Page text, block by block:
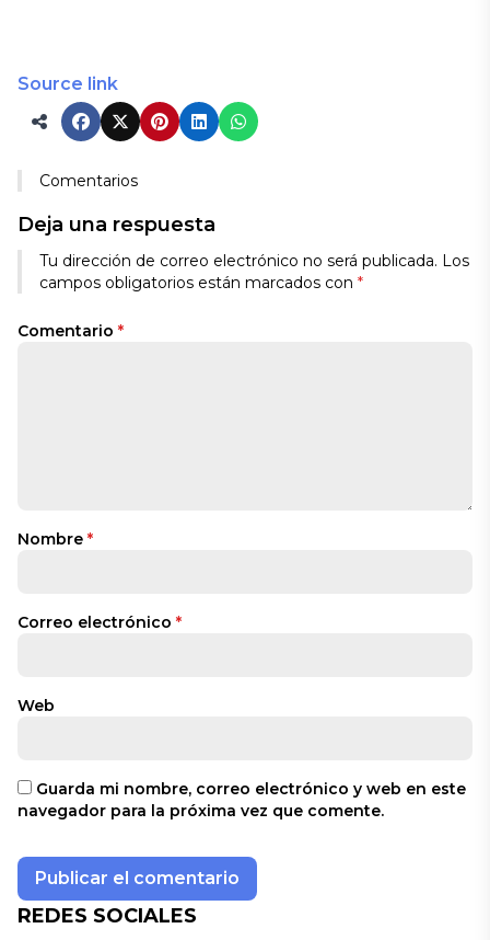
Source link
Comentarios
Deja una respuesta
Tu dirección de correo electrónico no será publicada. Los
campos obligatorios están marcados con *
Comentario *
Nombre *
Correo electrónico *
Web
Guarda mi nombre, correo electrónico y web en este
navegador para la próxima vez que comente.
REDES SOCIALES